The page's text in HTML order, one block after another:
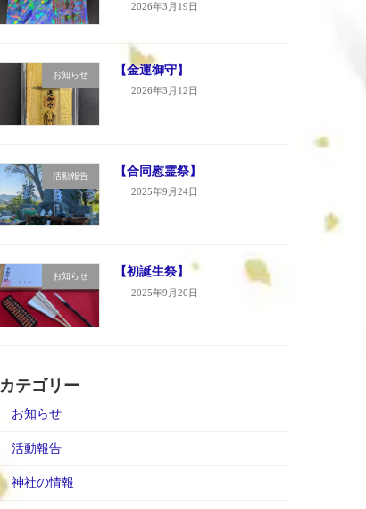
2026年3月19日
お知らせ 【金運御守】
2026年3月12日
活動報告 【合同慰霊祭】
2025年9月24日
お知らせ 【初誕生祭】
2025年9月20日
カテゴリー
お知らせ
活動報告
神社の情報